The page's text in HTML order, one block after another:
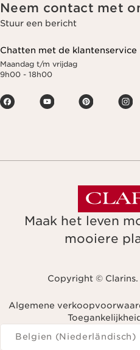
Neem contact met
Stuur een bericht
Chatten met de klantenservice
Maandag t/m vrijdag
9h00 - 18h00
Maak het leven
mooiere
Copyright ©
Algemene
Navigeren naar
Belgien (Niederländisch)